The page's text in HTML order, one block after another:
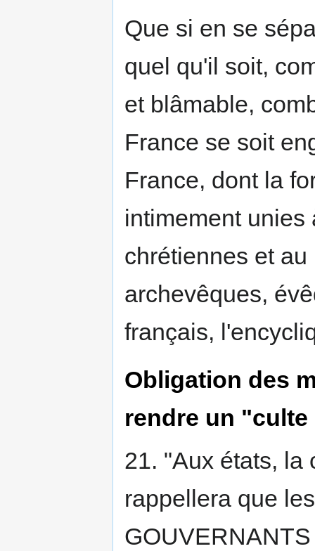
Que si en se
quel qu'il soit,
et blâmable,
France se soit
France, dont la
intimement unies
chrétiennes et
archevêques,
français,
Obligation des
rendre un
21. "Aux états, la
rappellera que